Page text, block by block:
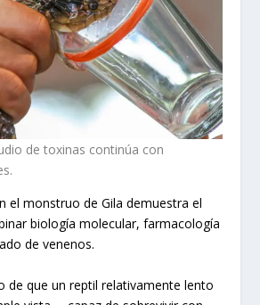
de toxinas continúa con
el monstruo de Gila demuestra el
biología molecular, farmacología
de venenos.
de que un reptil relativamente lento